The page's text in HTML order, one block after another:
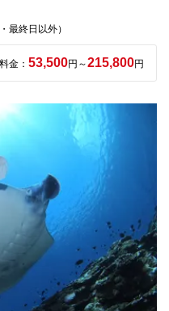
最終日以外）
金： 53,500円～215,800円